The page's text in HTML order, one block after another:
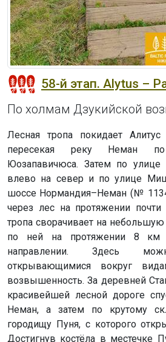
58-й этап. Alytus –
По холмам Дзукийской
Лесная тропа покидает
пересекая реку Неман
Юозапавичюса. Затем по улице
влево на север и по улице
шоссе Нормандия–Неман (№
через лес на протяжении
тропа сворачивает на
по ней на протяжении 8 км
направлении. Здесь
открывающимися вокруг
возвышенность. За деревней
красивейшей лесной дороге
Неман, а затем по крутому
городищу Пуня, с которого
Достигнув костёла в местечке